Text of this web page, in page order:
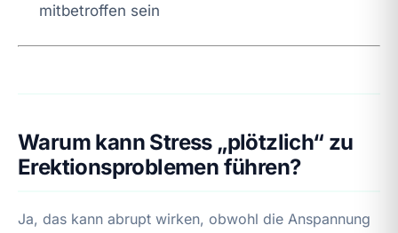
mitbetroffen sein
Warum kann Stress „plötzlich“ zu
Erektionsproblemen führen?
Ja, das kann abrupt wirken, obwohl die Anspannung